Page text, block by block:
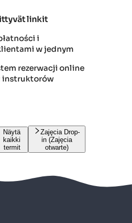
linkit
i
w jednym
rezerwacji online
instruktorów
Näytä
kaikki
termit
Zajęcia Drop-
in (Zajęcia
otwarte)